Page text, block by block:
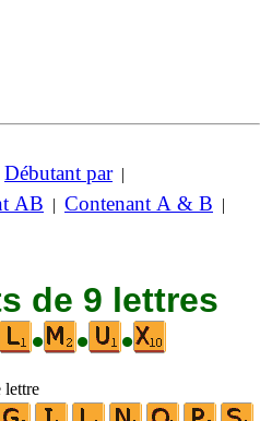
Débutant par|
AB | Contenant A & B |
de 9 lettres
• • •
lettre